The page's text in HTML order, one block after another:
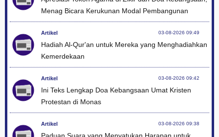
Menag Bicara Kerukunan Modal Pembangunan
Artikel 03-08-2026 09:49
Hadiah Al-Qur'an untuk Mereka yang Menghadiahkan
Kemerdekaan
Artikel 03-08-2026 09:42
Ini Teks Lengkap Doa Kebangsaan Umat Kristen
Protestan di Monas
Artikel 03-08-2026 09:38